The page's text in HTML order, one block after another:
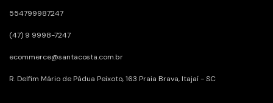
554799987247
(47) 9 9998-7247
ecommerce@santacosta.com.br
R. Delfim Mário de Pádua Peixoto, 163ㅤㅤㅤㅤㅤㅤㅤㅤㅤㅤㅤㅤ Praia Brava, Itajaí - SC